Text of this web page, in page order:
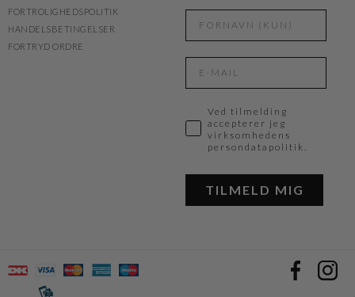
FORTROLIGHEDSPOLITIK
HANDELSBETINGELSER
FORTRYD ORDRE
Ved tilmelding
accepterer jeg
virksomhedens
persondatapolitik.
TILMELD MIG